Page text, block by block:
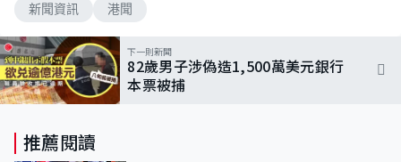
新聞資訊 港聞
下一則新聞
82歲男子涉偽造1,500萬美元銀行
本票被捕
推薦閱讀